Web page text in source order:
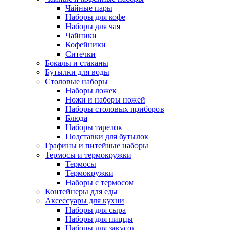
Чайные пары
Наборы для кофе
Наборы для чая
Чайники
Кофейники
Ситечки
Бокалы и стаканы
Бутылки для воды
Столовые наборы
Наборы ложек
Ножи и наборы ножей
Наборы столовых приборов
Блюда
Наборы тарелок
Подставки для бутылок
Графины и питейные наборы
Термосы и термокружки
Термосы
Термокружки
Наборы с термосом
Контейнеры для еды
Аксессуары для кухни
Наборы для сыра
Наборы для пиццы
Наборы для закусок